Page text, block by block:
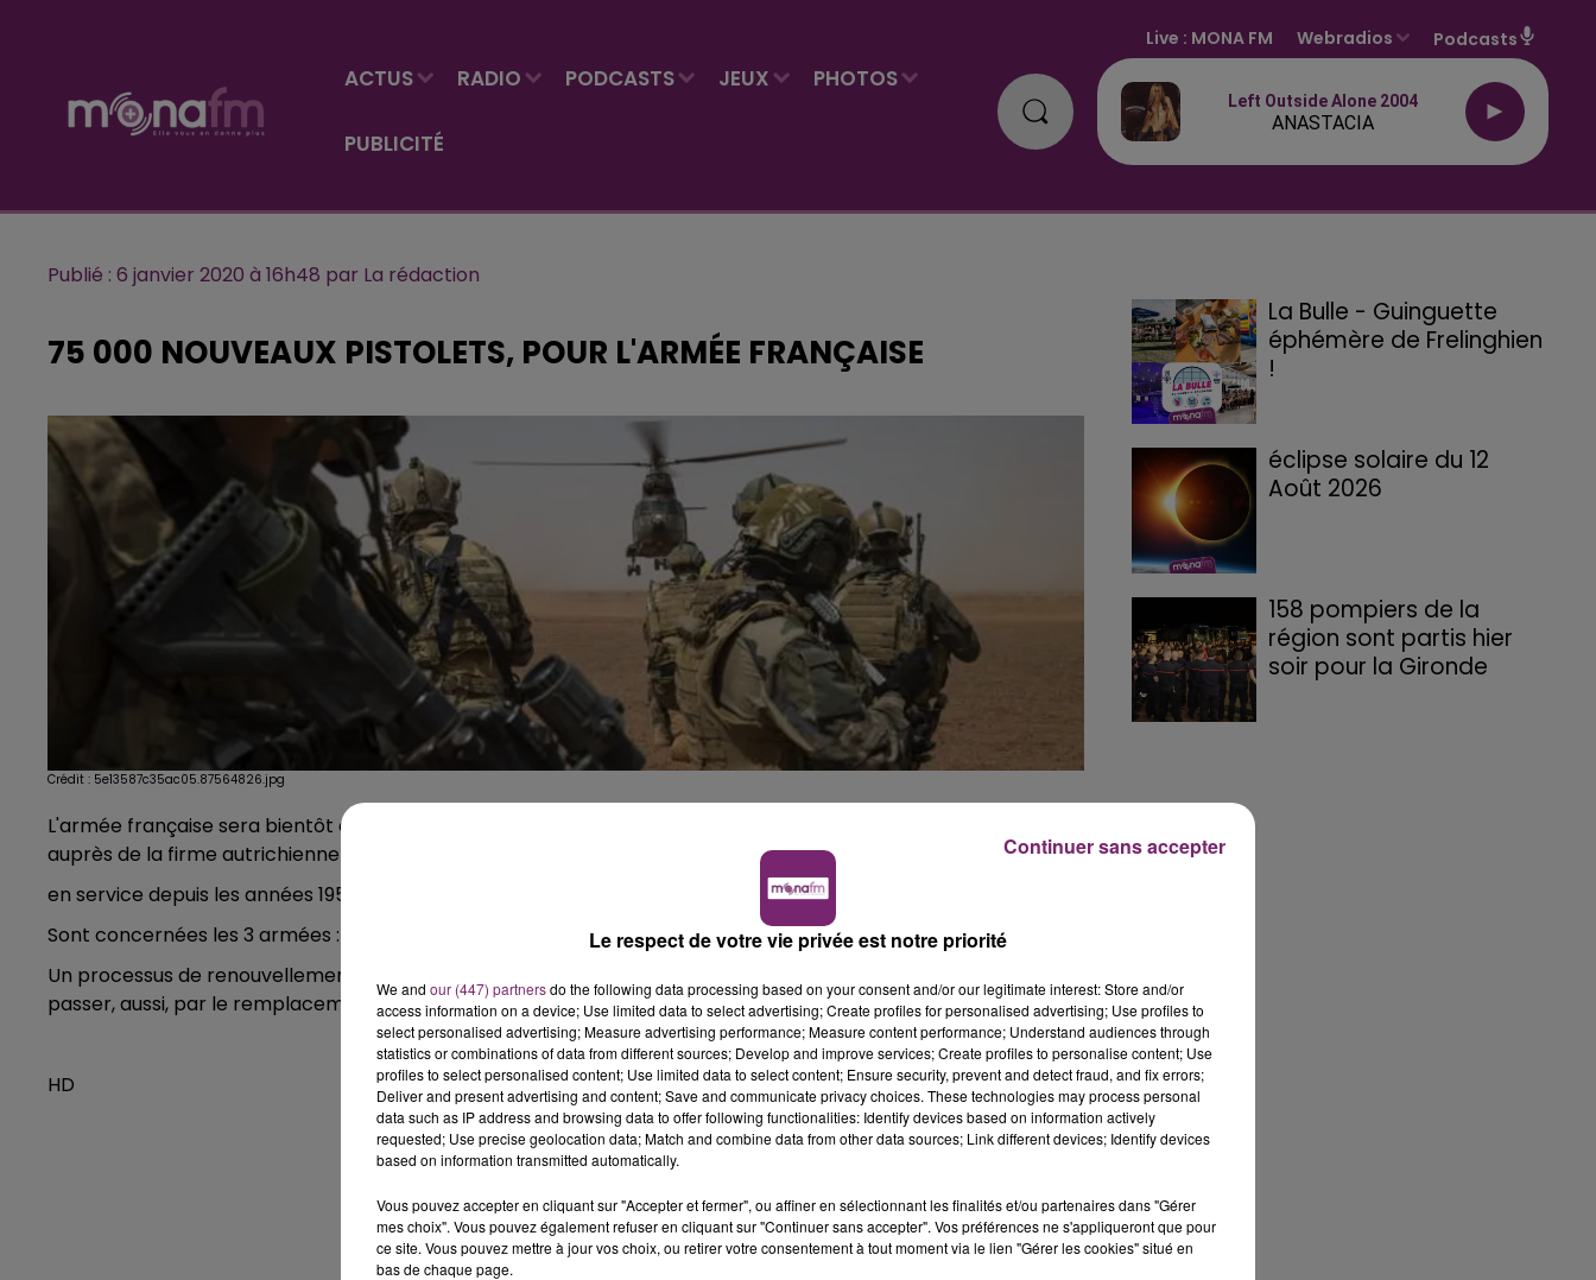
ACTUS RADIO PODCASTS JEUX PHOTOS
PUBLICITÉ
Live : MONA FM Webradios Podcasts
Left Outside Alone 2004
ANASTACIA
Publié : 6 janvier 2020 à 16h48 par La rédaction
75 000 NOUVEAUX PISTOLETS, POUR L'ARMÉE FRANÇAISE
Crédit : 5e13587c35ac05.87564826.jpg
L'armée française sera bientôt équipée de 75 000 nouveaux pistolets. des semi automatiques commandés
auprès de la firme autrichienne Glock. Il faut, en effet, remplacer d'ici à 2022, l'ensemble des pistolets
en service depuis les années 1950. L'annonce a été faite par le ministère des Armées, aujourd'hui.
Sont concernées les 3 armées : armée de terre (pour 80%), armée de l'air (pour 10%), et la marine (pour 8%).
Un processus de renouvellement des équipements de ses soldats est engagé au sein de l'armée. Cela va
passer, aussi, par le remplacement du fusil d'assaut Famas.
HD
La Bulle - Guinguette
éphémère de Frelinghien
!
éclipse solaire du 12
Août 2026
158 pompiers de la
région sont partis hier
soir pour la Gironde
Le respect de votre vie privée est notre priorité
We and our (447) partnersdo the following data processing based on your consent and/or our legitimate interest: Store and/or
access information on a device; Use limited data to select advertising; Create profiles for personalised advertising; Use profiles to
select personalised advertising; Measure advertising performance; Measure content performance; Understand audiences through
statistics or combinations of data from different sources; Develop and improve services; Create profiles to personalise content; Use
profiles to select personalised content; Use limited data to select content; Ensure security, prevent and detect fraud, and fix errors;
Deliver and present advertising and content; Save and communicate privacy choices. These technologies may process personal
data such as IP address and browsing data to offer following functionalities: Identify devices based on information actively
requested; Use precise geolocation data; Match and combine data from other data sources; Link different devices; Identify devices
based on information transmitted automatically.
Vous pouvez accepter en cliquant sur "Accepter et fermer", ou affiner en sélectionnant les finalités et/ou partenaires dans "Gérer
mes choix". Vous pouvez également refuser en cliquant sur "Continuer sans accepter". Vos préférences ne s'appliqueront que pour
ce site. Vous pouvez mettre à jour vos choix, ou retirer votre consentement à tout moment via le lien "Gérer les cookies" situé en
bas de chaque page.
Continuer sans accepter